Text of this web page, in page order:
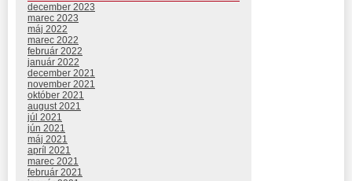
december 2023
marec 2023
máj 2022
marec 2022
február 2022
január 2022
december 2021
november 2021
október 2021
august 2021
júl 2021
jún 2021
máj 2021
apríl 2021
marec 2021
február 2021